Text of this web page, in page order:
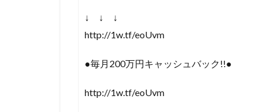
↓ ↓ ↓
http://1w.tf/eoUvm
●毎月200万円キャッシュバック!!●
http://1w.tf/eoUvm